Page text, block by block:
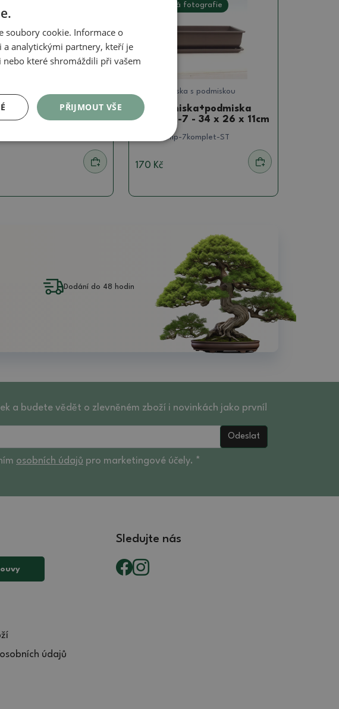
miska+podmiska
3 - 11 x 8 x 5,5 cm
Skutečná fotografie
Komplet miska s podmiskou
Bonsai miska+podmiska
plast MP-7 - 34 x 26 x 11cm
aa_mp-7komplet-ST
170 Kč
Dodání do 48 hodin
a budete vědět o zlevněném zboží i novinkách jako první!
Odeslat
osobních údajů pro marketingové účely. *
údajů
Sledujte nás
soubory cookie. Informace o
a analytickými partnery, kteří je
které shromáždili při vašem
PŘIJMOUT VŠE